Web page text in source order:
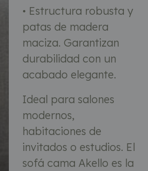
• Estructura robusta y
patas de madera
maciza. Garantizan
durabilidad con un
acabado elegante.
Ideal para salones
modernos,
habitaciones de
invitados o estudios. El
sofá cama Akello es la